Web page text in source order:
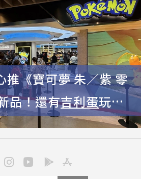
推《寶可夢 朱／紫 零
品！還有吉利蛋玩偶